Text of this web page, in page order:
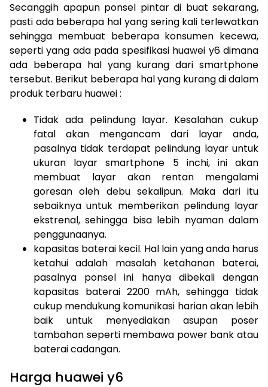
Secanggih apapun ponsel pintar di buat sekarang,
pasti ada beberapa hal yang sering kali terlewatkan
sehingga membuat beberapa konsumen kecewa,
seperti yang ada pada spesifikasi huawei y6 dimana
ada beberapa hal yang kurang dari smartphone
tersebut. Berikut beberapa hal yang kurang di dalam
produk terbaru huawei :
Tidak ada pelindung layar. Kesalahan cukup
fatal akan mengancam dari layar anda,
pasalnya tidak terdapat pelindung layar untuk
ukuran layar smartphone 5 inchi, ini akan
membuat layar akan rentan mengalami
goresan oleh debu sekalipun. Maka dari itu
sebaiknya untuk memberikan pelindung layar
ekstrenal, sehingga bisa lebih nyaman dalam
penggunaanya.
kapasitas baterai kecil. Hal lain yang anda harus
ketahui adalah masalah ketahanan baterai,
pasalnya ponsel ini hanya dibekali dengan
kapasitas baterai 2200 mAh, sehingga tidak
cukup mendukung komunikasi harian akan lebih
baik untuk menyediakan asupan poser
tambahan seperti membawa power bank atau
baterai cadangan.
Harga huawei y6